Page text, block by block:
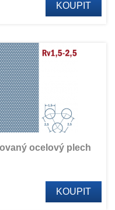
KOUPIT
ocelový plech
KOUPIT